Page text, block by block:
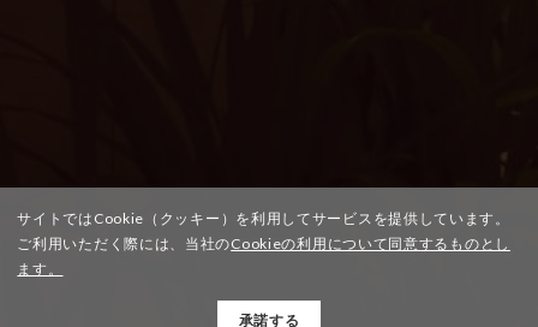
サイトではCookie（クッキー）を利用してサービスを提供しています。
ご利用いただく際には、当社のCookieの利用について同意するものとし
ます。
承諾する